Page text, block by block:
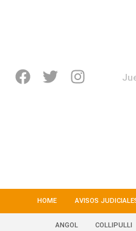
HOME AVISOS
ANGOL COLLIPULLI